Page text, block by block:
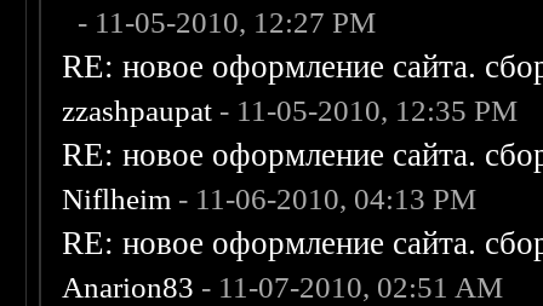
- 11-05-2010, 12:27 PM
RE: новое оформление сайта.
zzashpaupat - 11-05-2010, 12:35 PM
RE: новое оформление сайта.
Niflheim - 11-06-2010, 04:13 PM
RE: новое оформление сайта.
Anarion83 - 11-07-2010, 02:51 AM